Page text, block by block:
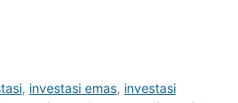
, investasi emas, investasi